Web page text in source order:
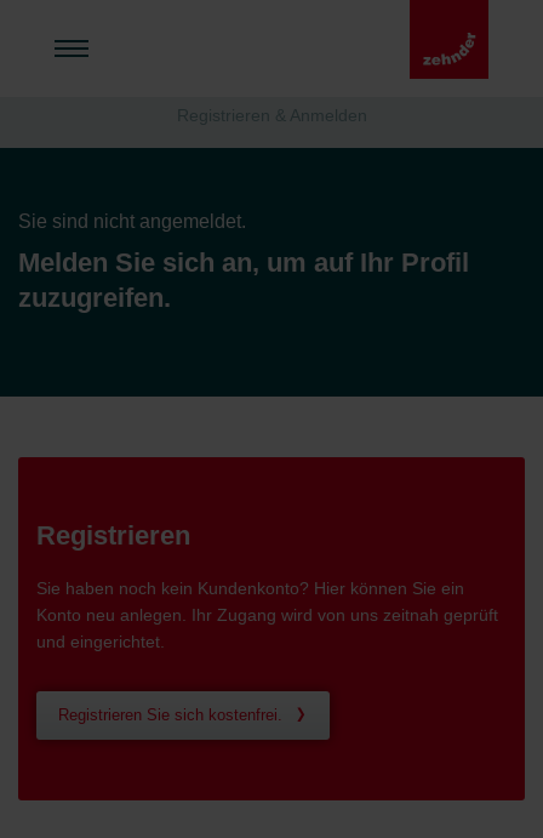
Registrieren & Anmelden
Sie sind nicht angemeldet.
Melden Sie sich an, um auf Ihr Profil
zuzugreifen.
Registrieren
Sie haben noch kein Kundenkonto? Hier können Sie ein
Konto neu anlegen. Ihr Zugang wird von uns zeitnah geprüft
und eingerichtet.
Registrieren Sie sich kostenfrei.